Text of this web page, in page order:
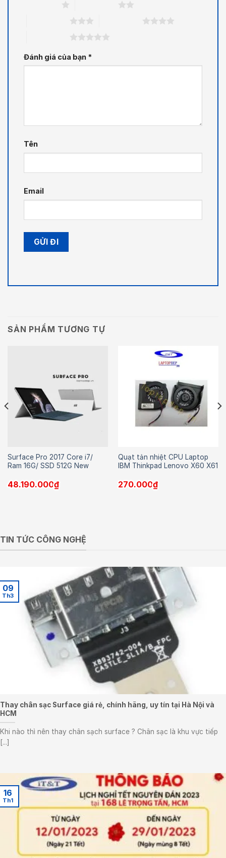
Đánh giá của bạn *
Tên
Email
SẢN PHẨM TƯƠNG TỰ
Surface Pro 2017 Core i7/
Ram 16G/ SSD 512G New
48.190.000₫
Quạt tản nhiệt CPU Laptop
IBM Thinkpad Lenovo X60 X61
270.000₫
TIN TỨC CÔNG NGHỆ
Thay chân sạc Surface giá rẻ, chính hãng, uy tín tại Hà Nội và
HCM
Khi nào thì nên thay chân sạch surface ? Chân sạc là khu vực tiếp
[...]
09
Th3
16
Th1